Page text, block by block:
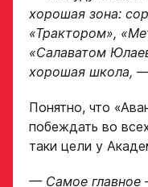
хорошая зона:
«Трактором»,
«Салаватом
хорошая школа, —
Понятно, что
побеждать во
таки цели у
— Самое главное